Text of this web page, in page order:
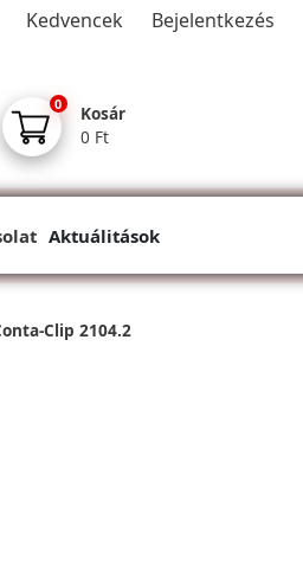
Kedvencek Bejelentkezés
0
Kosár
0 Ft
Aktuálitások
Clip 2104.2